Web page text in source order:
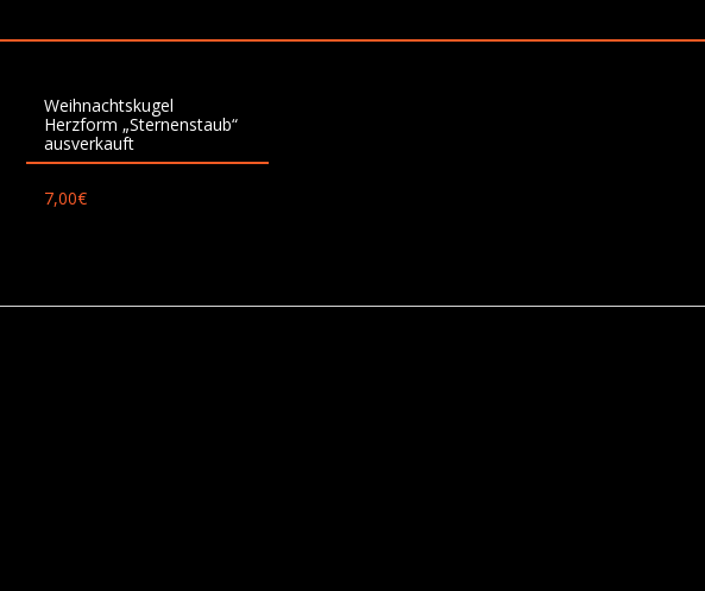
Weihnachtskugel
Herzform „Sternenstaub“
ausverkauft
7,00€